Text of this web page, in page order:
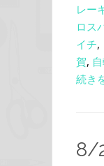
レー
ロス
イチ,
賀,
続き
8/